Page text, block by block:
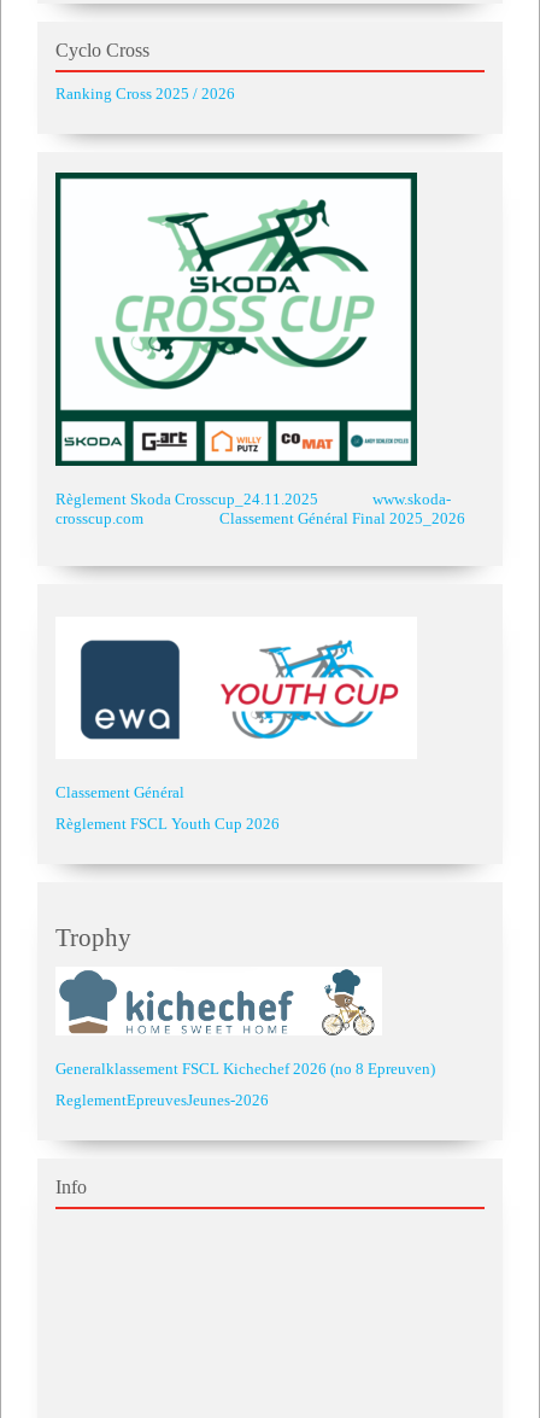
Cyclo Cross
Ranking Cross 2025 / 2026
Règlement Skoda Crosscup_24.11.2025
www.skoda-
crosscup.com
Classement Général Final 2025_2026
Classement Général
Règlement FSCL Youth Cup 2026
Trophy
Generalklassement FSCL Kichechef 2026 (no 8 Epreuven)
ReglementEpreuvesJeunes-2026
Info